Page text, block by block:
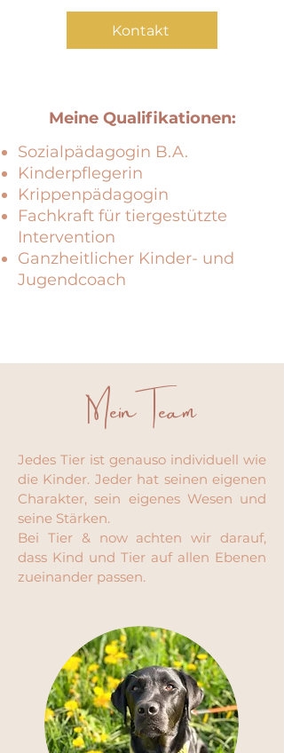
Kontakt
Sozialpädagogin B.A.
Kinderpflegerin
Krippenpädagogin
Fachkraft für tiergestützte
Intervention
Ganzheitlicher Kinder- und
Jugendcoach
Meine Qualifikationen:
Mein Team
Jedes Tier ist genauso individuell wie
die Kinder. Jeder hat seinen eigenen
Charakter, sein eigenes Wesen und
seine Stärken.
Bei Tier & now achten wir darauf,
dass Kind und Tier auf allen Ebenen
zueinander passen.